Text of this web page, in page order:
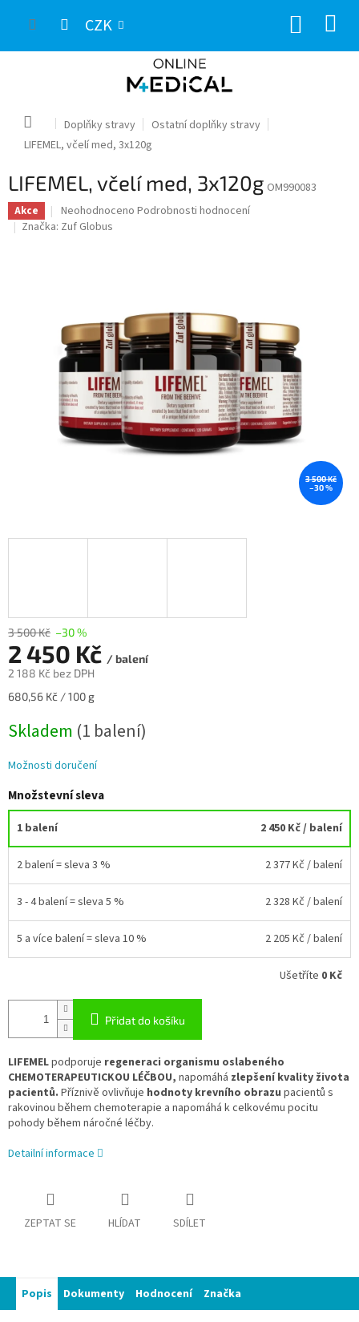
CZK
Domů Doplňky stravy
Ostatní doplňky stravy
LIFEMEL, včelí med, 3x120g
LIFEMEL, včelí med, 3x120g OM990083
Akce
Průměrné
hodnocení
Neohodnoceno Podrobnosti hodnocení
Značka: Zuf Globus
3 500 Kč
–30 %
3 500 Kč –30 %
2 450 Kč / balení
2 188 Kč bez DPH
Měrná
680,56 Kč / 100 g
Skladem (1 balení)
Možnosti doručení
Množstevní sleva
1 balení 2 450 Kč/ balení
2 balení = sleva 3 % 2 377 Kč / balení
3 - 4 balení = sleva 5 % 2 328 Kč / balení
5 a více balení = sleva 10 % 2 205 Kč / balení
Ušetříte 0 Kč
Přidat do košíku
LIFEMELpodporuje regeneraci organismu oslabeného
CHEMOTERAPEUTICKOU LÉČBOU, napomáhá zlepšení kvality života
pacientů. Příznivě ovlivňuje hodnoty krevního obrazu pacientů s
rakovinou během chemoterapie a napomáhá k celkovému pocitu
pohody během náročné léčby.
Detailní informace
ZEPTAT SE HLÍDAT SDÍLET
Popis Dokumenty Hodnocení Značka